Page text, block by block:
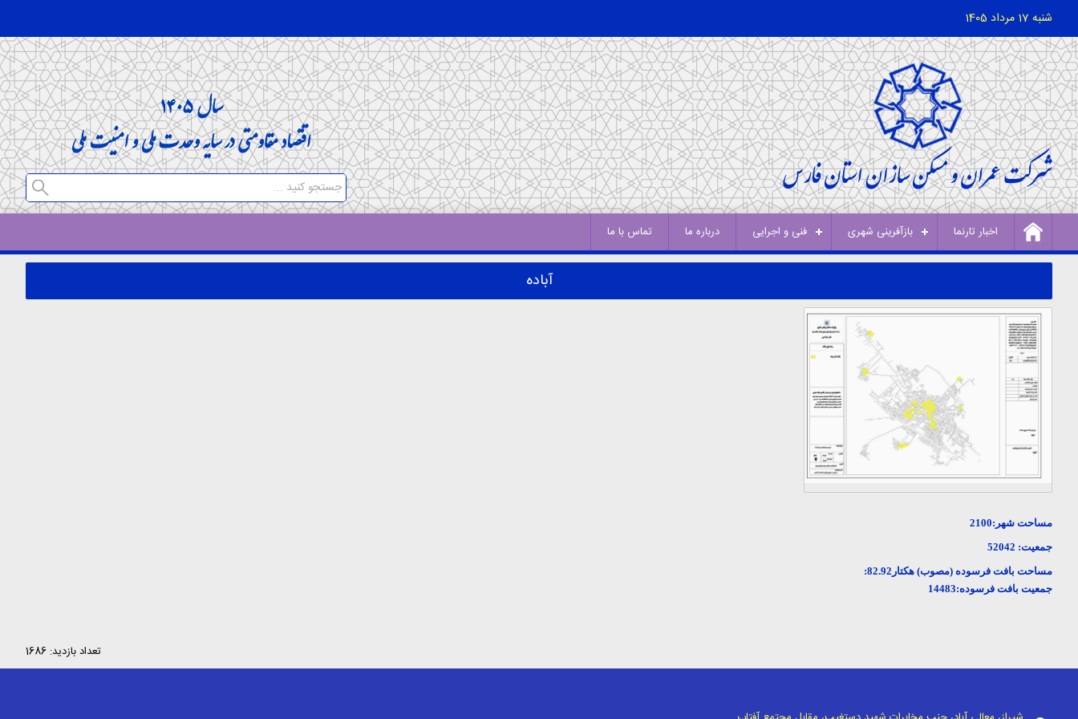
شنبه 17 مرداد 1405
اخبار تارنما بازآفرینی شهری فنی و اجرایی درباره ما تماس با ما
آباده
مساحت شهر:2100
جمعيت: 52042
مساحت بافت فرسوده (مصوب) هکتار 82.92
:
جمعیت بافت فرسوده:14483
تعداد بازدید: 1686